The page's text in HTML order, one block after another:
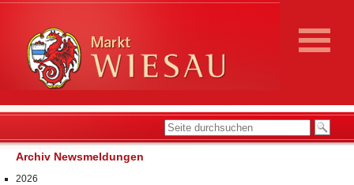
Archiv Newsmeldungen
2026